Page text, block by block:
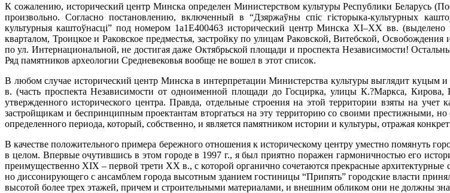
К сожалению, исторический центр Минска определен Министерством культуры Республики Беларусь
произвольно. Согласно постановлению, включенный в “Дзяржаўны спіс гісторыка-культурных
культурныя каштоўнасці” под номером 1а1Е400463 исторический центр Минска XI–XX вв.
кварталом, Троицкое и Раковское предместья, застройку по улицам Раковской, Витебской,
по ул. Интернациональной, не достигая даже Октябрьской площади и проспекта Независимости!
Ряд памятников археологии Средневековья вообще не вошел в этот список.
В любом случае исторический центр Минска в интерпретации Министерства культуры выглядит
в. (часть проспекта Независимости от одноименной площади до Госцирка, улицы К.?Маркса, Кирова,
утвержденного исторического центра. Правда, отдельные строения на этой территории взяты на
застройщикам и беспринципным проектантам вторгаться на эту территорию со своими престижными,
определенного периода, который, собственно, и является памятником истории и культуры, отражая
В качестве положительного примера бережного отношения к историческому центру уместно помянуть
в целом. Впервые очутившись в этом городе в 1997 г., я был приятно поражен гармоничностью его
преимущественно XIX – первой трети XX в., с которой органично сочетаются прекрасные
но диссонирующего с ансамблем города высотным зданием гостиницы “Припять” городские власти
высотой более трех этажей, причем и строительными материалами, и внешним обликом они не должны